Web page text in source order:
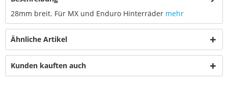
28mm breit. Für MX und Enduro Hinterräder mehr
Ähnliche Artikel
Kunden kauften auch